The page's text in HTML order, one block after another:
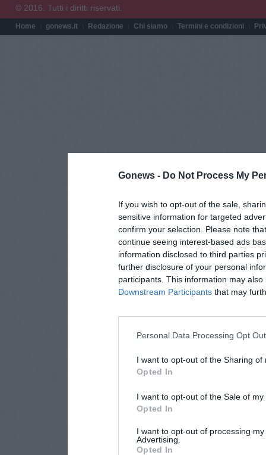
Gonews - Do Not Process My
If you wish to opt-out of the sale,
sensitive information for targeted
confirm your selection. Please note
continue seeing interest-based ads
information disclosed to third parties
further disclosure of your personal
participants. This information may
Downstream Participants that may
Personal Data Processing Opt
I want to opt-out of the Sharing of
Opted In
I want to opt-out of the Sale of
Opted In
I want to opt-out of processing
Advertising.
Opted In
© 2016. Tutti i diritti riservati.
Home gonews.it Redazione Chi siamo Termini e condizioni